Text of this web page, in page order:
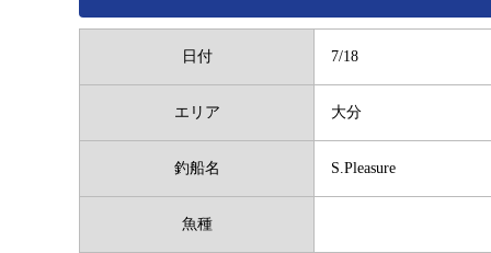
日付 7/18
エリア 大分
釣船名 S.Pleasure
魚種